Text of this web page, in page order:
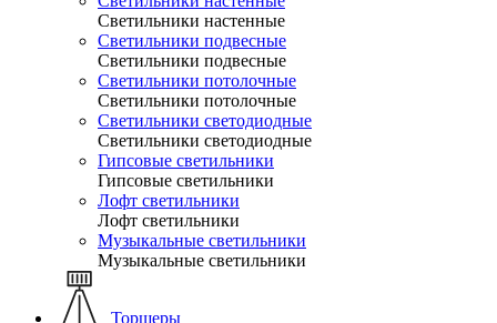
Светильники настенные
Светильники подвесные
Светильники подвесные
Светильники потолочные
Светильники потолочные
Светильники светодиодные
Светильники светодиодные
Гипсовые светильники
Гипсовые светильники
Лофт светильники
Лофт светильники
Музыкальные светильники
Музыкальные светильники
Торшеры